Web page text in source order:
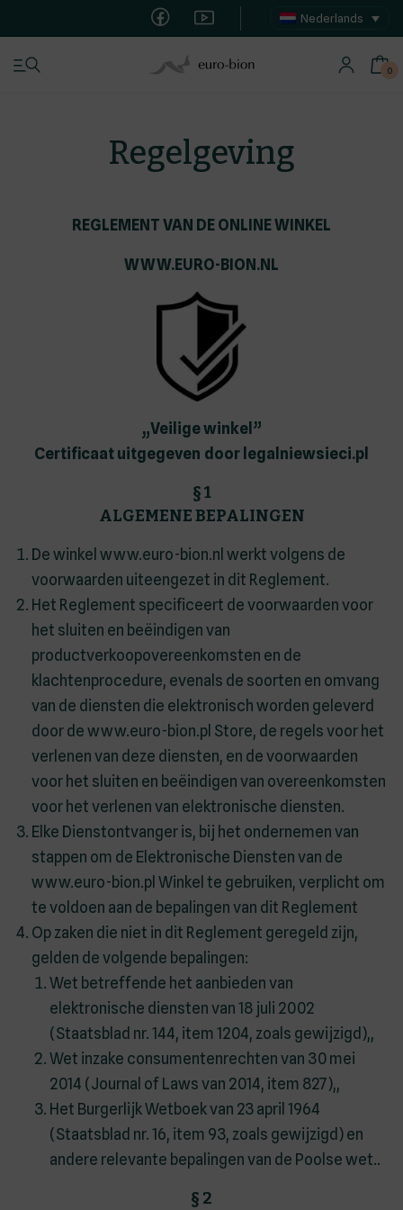
Nederlands
0
Regelgeving
REGLEMENT VAN DE ONLINE WINKEL
WWW.EURO-BION.NL
„Veilige winkel”
Certificaat uitgegeven door legalniewsieci.pl
§ 1
ALGEMENE BEPALINGEN
De winkel www.euro-bion.nl werkt volgens de
voorwaarden uiteengezet in dit Reglement.
Het Reglement specificeert de voorwaarden voor
het sluiten en beëindigen van
productverkoopovereenkomsten en de
klachtenprocedure, evenals de soorten en omvang
van de diensten die elektronisch worden geleverd
door de www.euro-bion.pl Store, de regels voor het
verlenen van deze diensten, en de voorwaarden
voor het sluiten en beëindigen van overeenkomsten
voor het verlenen van elektronische diensten.
Elke Dienstontvanger is, bij het ondernemen van
stappen om de Elektronische Diensten van de
www.euro-bion.pl Winkel te gebruiken, verplicht om
te voldoen aan de bepalingen van dit Reglement
Op zaken die niet in dit Reglement geregeld zijn,
gelden de volgende bepalingen:
Wet betreffende het aanbieden van
elektronische diensten van 18 juli 2002
(Staatsblad nr. 144, item 1204, zoals gewijzigd),,
Wet inzake consumentenrechten van 30 mei
2014 (Journal of Laws van 2014, item 827),,
Het Burgerlijk Wetboek van 23 april 1964
(Staatsblad nr. 16, item 93, zoals gewijzigd) en
andere relevante bepalingen van de Poolse wet..
§ 2